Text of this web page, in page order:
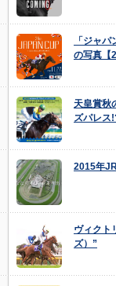
「ジャ
の写真【
天皇賞秋
ズパレス
2015年
ヴィクト
ズ）”